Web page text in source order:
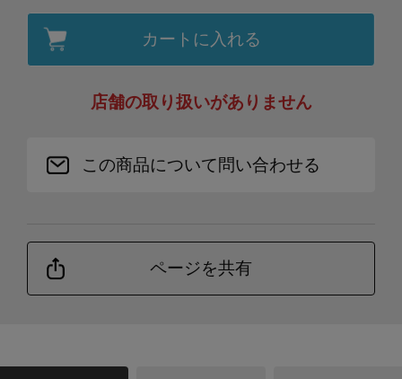
カートに入れる
店舗の取り扱いがありません
この商品について問い合わせる
ページを共有